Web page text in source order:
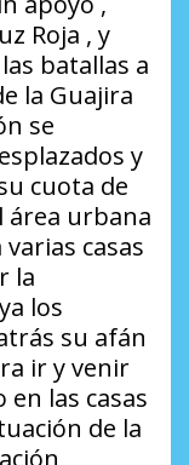
Roja , y
batallas a
la Guajira
se
y
cuota de
área urbana
casas
la
los
su afán
ir y venir
las casas
de la